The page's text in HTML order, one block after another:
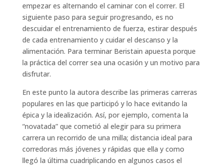
empezar es alternando el caminar con el correr. El
siguiente paso para seguir progresando, es no
descuidar el entrenamiento de fuerza, estirar después
de cada entrenamiento y cuidar el descanso y la
alimentación. Para terminar Beristain apuesta porque
la práctica del correr sea una ocasión y un motivo para
disfrutar.
En este punto la autora describe las primeras carreras
populares en las que participó y lo hace evitando la
épica y la idealización. Así, por ejemplo, comenta la
“novatada” que cometió al elegir para su primera
carrera un recorrido de una milla; distancia ideal para
corredoras más jóvenes y rápidas que ella y como
llegó la última cuadriplicando en algunos casos el